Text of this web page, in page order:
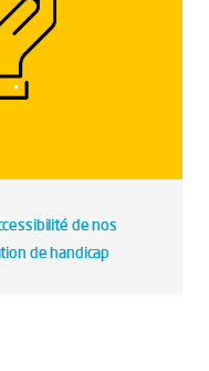
de nos
de handicap